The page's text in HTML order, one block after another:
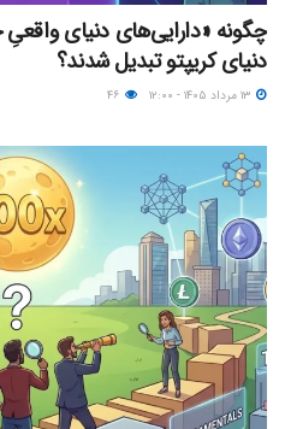
چگونه «دارایی‌های دنیای
دنیای کریپتو تبدیل شدند؟